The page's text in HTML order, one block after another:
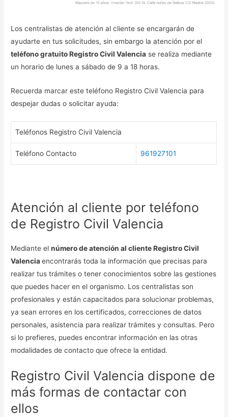
Los centralistas de atención al cliente se encargarán de
ayudarte en tus solicitudes, sin embargo la atención por el
teléfono gratuito Registro Civil Valencia se realiza mediante
un horario de lunes a sábado de 9 a 18 horas.
Recuerda marcar este teléfono Registro Civil Valencia para
despejar dudas o solicitar ayuda:
Teléfonos Registro Civil Valencia
Teléfono Contacto 961927101
Atención al cliente por teléfono
de Registro Civil Valencia
Mediante elnúmero de atención al cliente Registro Civil
Valenciaencontrarás toda la información que precisas para
realizar tus trámites o tener conocimientos sobre las gestiones
que puedes hacer en el organismo. Los centralistas son
profesionales y están capacitados para solucionar problemas,
ya sean errores en los certificados, correcciones de datos
personales, asistencia para realizar trámites y consultas. Pero
si lo prefieres, puedes encontrar información en las otras
modalidades de contacto que ofrece la entidad.
Registro Civil Valencia dispone de
más formas de contactar con
ellos